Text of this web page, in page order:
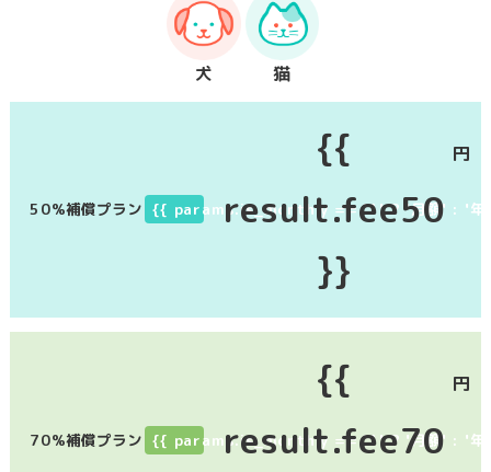
犬 猫
50%補償プラン {{ params.is_monthly == '1' ? '月額' : '年
{{
result.fee50
}}
円
70%補償プラン {{ params.is_monthly == '1' ? '月額' : '年
{{
result.fee70
円